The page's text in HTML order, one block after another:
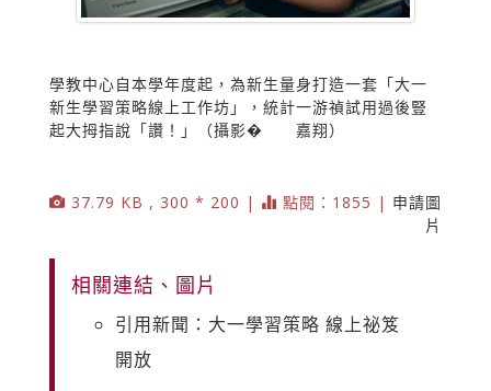
學教中心自本學年度起，為新生量身打造一套「大一
新生學習策略線上工作坊」，統計一游禎試用過後豎
起大拇指說「讚！」（攝影� 嘉翔）
37.79 KB , 300 * 200 | 點閱：1855 | 申請圖
片
相關連結、圖片
引用新聞：大一學習策略 線上祕笈
開放